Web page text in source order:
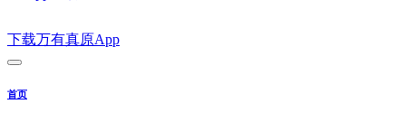
下载万有真原App
首页